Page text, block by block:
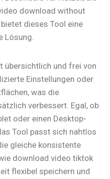
download without
dieses Tool eine
Lösung.
übersichtlich und frei von
Einstellungen oder
was die
verbessert. Egal, ob
oder einen Desktop-
Tool passt sich nahtlos
gleiche konsistente
download video tiktok
flexibel speichern und